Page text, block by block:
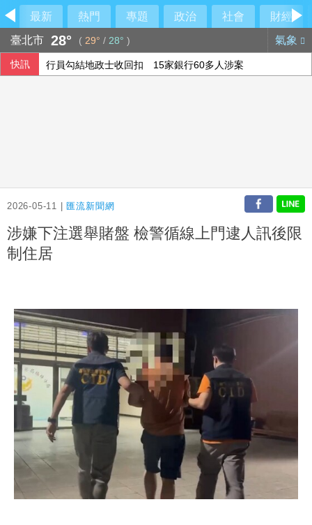
最新 熱門 專題 政治 社會
財經
臺北市 28° ( 29° / 28° ) 氣象
快訊 行員勾結地政士收回扣 15家銀行60多人涉案
2026-05-11 | 匯流新聞網
涉嫌下注選舉賭盤 檢警循線上門逮人訊後限
制住居